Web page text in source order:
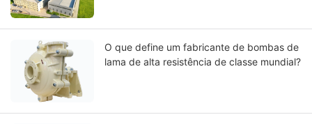
O que define um fabricante de bombas de
lama de alta resistência de classe mundial?